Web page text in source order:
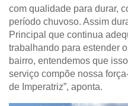
com qualidade para durar,
período chuvoso. Assim
Principal que continua
trabalhando para estender
bairro, entendemos que
serviço compõe nossa
de Imperatriz”, aponta.